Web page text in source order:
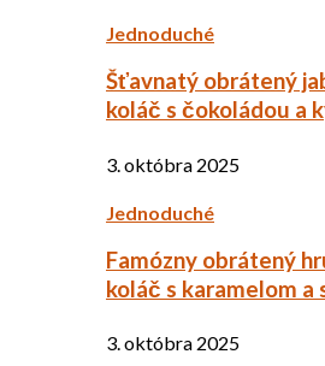
Jednoduché
Šťavnatý obrátený
koláč s čokoládou a
3. októbra 2025
Jednoduché
Famózny obrátený
koláč s karamelom a
3. októbra 2025